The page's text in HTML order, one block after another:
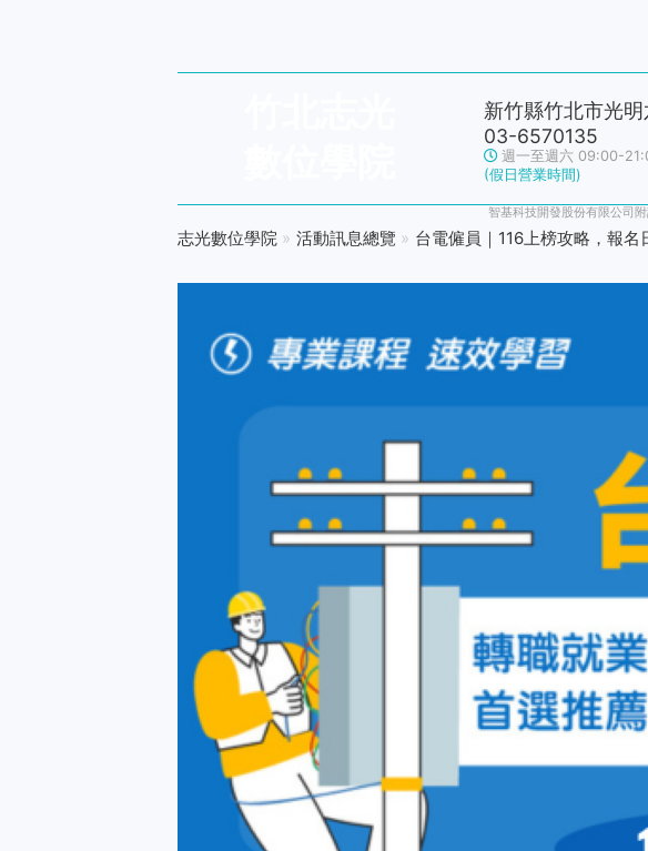
新竹縣竹北市光
03-6570135
週一至週六 09:00-
(假日營業時間)
智基科技開發股份有限公司
志光數位學院 » 活動訊息總覽 » 台電僱員｜116上榜攻略，報